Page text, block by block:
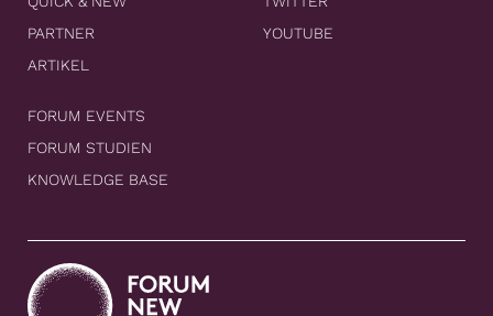
PARTNER
ARTIKEL
FORUM EVENTS
FORUM STUDIEN
KNOWLEDGE BASE
YOUTUBE